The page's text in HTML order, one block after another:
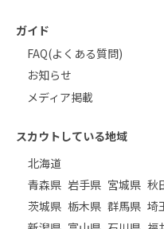
ガイド
FAQ(よくある質問)
お知らせ
メディア掲載
スカウトしている地域
北海道
青森県 岩手県 宮城県 秋
茨城県 栃木県 群馬県 埼